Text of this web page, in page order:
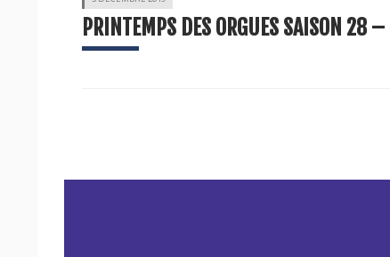
PRINTEMPS DES ORGUES SAISON 28 –